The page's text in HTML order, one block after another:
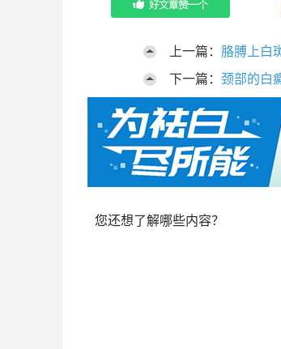
上一篇： 胳膊上白
下一篇： 颈部的白
您还想了解哪些内容？